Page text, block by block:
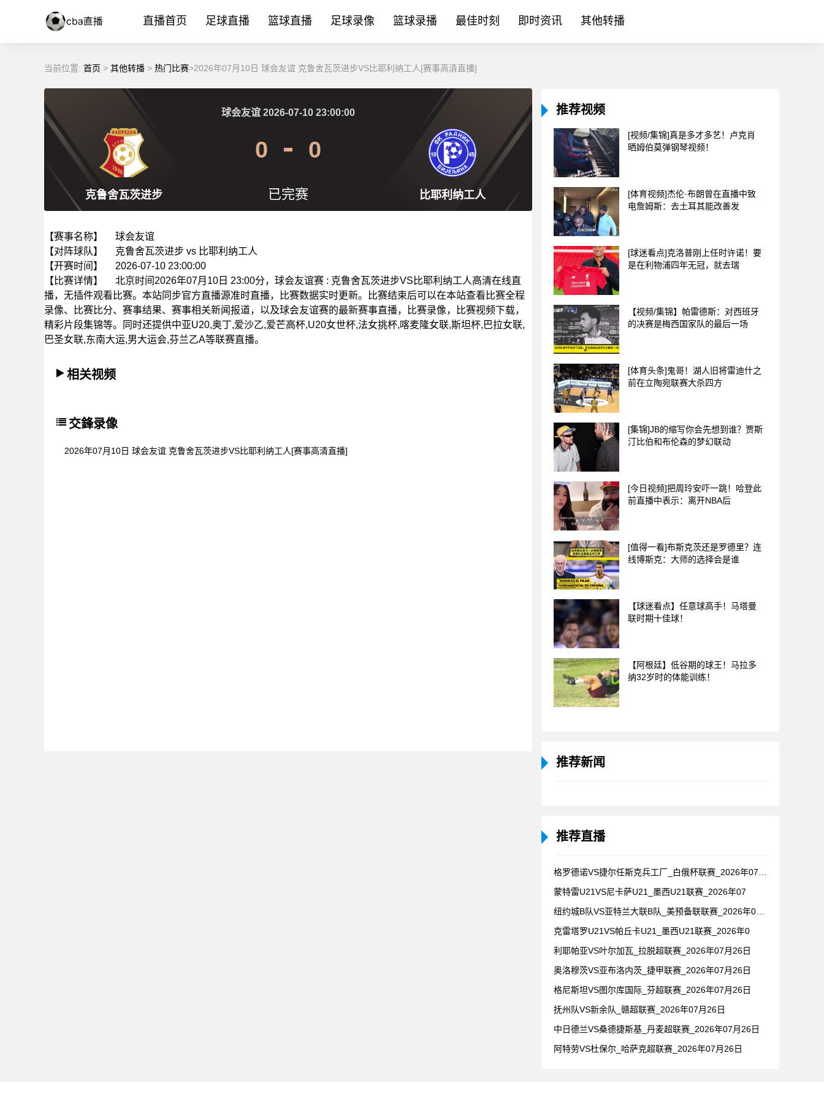
直播首页 足球直播 篮球直播 足球录像 篮球录播 最佳时刻 即时资讯 其他转播
当前位置: 首页 > 其他转播 > 热门比赛>2026年07月10日 球会友谊 克鲁舍瓦茨进步VS比耶利纳工人[赛事高清直播]
克鲁舍瓦茨进步 比耶利纳工人
球会友谊 2026-07-10 23:00:00
0 0
已完赛
【赛事名称】
球会友谊
【对阵球队】
克鲁舍瓦茨进步 vs 比耶利纳工人
【开赛时间】
2026-07-10 23:00:00
【比赛详情】
北京时间2026年07月10日 23:00分，球会友谊赛 : 克鲁舍瓦茨进步VS比耶利纳工人高清在线直
播，无插件观看比赛。本站同步官方直播源准时直播，比赛数据实时更新。比赛结束后可以在本站查看比赛全程
录像、比赛比分、赛事结果、赛事相关新闻报道，以及球会友谊赛的最新赛事直播，比赛录像，比赛视频下载，
精彩片段集锦等。同时还提供中亚U20,奥丁,爱沙乙,爱芒高杯,U20女世杯,法女挑杯,喀麦隆女联,斯坦杯,巴拉女联,
巴圣女联,东南大运,男大运会,芬兰乙A等联赛直播。
相关视频
交鋒录像
2026年07月10日 球会友谊 克鲁舍瓦茨进步VS比耶利纳工人[赛事高清直播]
推荐视频
[视频/集锦]真是多才多艺！卢克肖
晒姆伯莫弹钢琴视频！
[体育视频]杰伦·布朗曾在直播中致
电詹姆斯：去土耳其能改善发
[球迷看点]克洛普刚上任时许诺！要
是在利物浦四年无冠，就去瑞
【视频/集锦】帕雷德斯：对西班牙
的决赛是梅西国家队的最后一场
[体育头条]鬼哥！湖人旧将雷迪什之
前在立陶宛联赛大杀四方
[集锦]JB的缩写你会先想到谁？贾斯
汀比伯和布伦森的梦幻联动
[今日视频]把周玲安吓一跳！哈登此
前直播中表示：离开NBA后
[值得一看]布斯克茨还是罗德里？连
线博斯克：大师的选择会是谁
【球迷看点】任意球高手！马塔曼
联时期十佳球！
【阿根廷】低谷期的球王！马拉多
纳32岁时的体能训练！
推荐新闻
推荐直播
蒙特雷U21VS尼卡萨U21_墨西U21联赛_2026年07
克雷塔罗U21VS帕丘卡U21_墨西U21联赛_2026年0
利耶帕亚VS叶尔加瓦_拉脱超联赛_2026年07月26日
奥洛穆茨VS亚布洛内茨_捷甲联赛_2026年07月26日
格尼斯坦VS图尔库国际_芬超联赛_2026年07月26日
抚州队VS新余队_赣超联赛_2026年07月26日
中日德兰VS桑德捷斯基_丹麦超联赛_2026年07月26日
阿特劳VS杜保尔_哈萨克超联赛_2026年07月26日